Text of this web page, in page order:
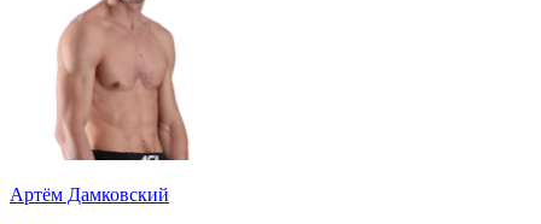
Артём Дамковский